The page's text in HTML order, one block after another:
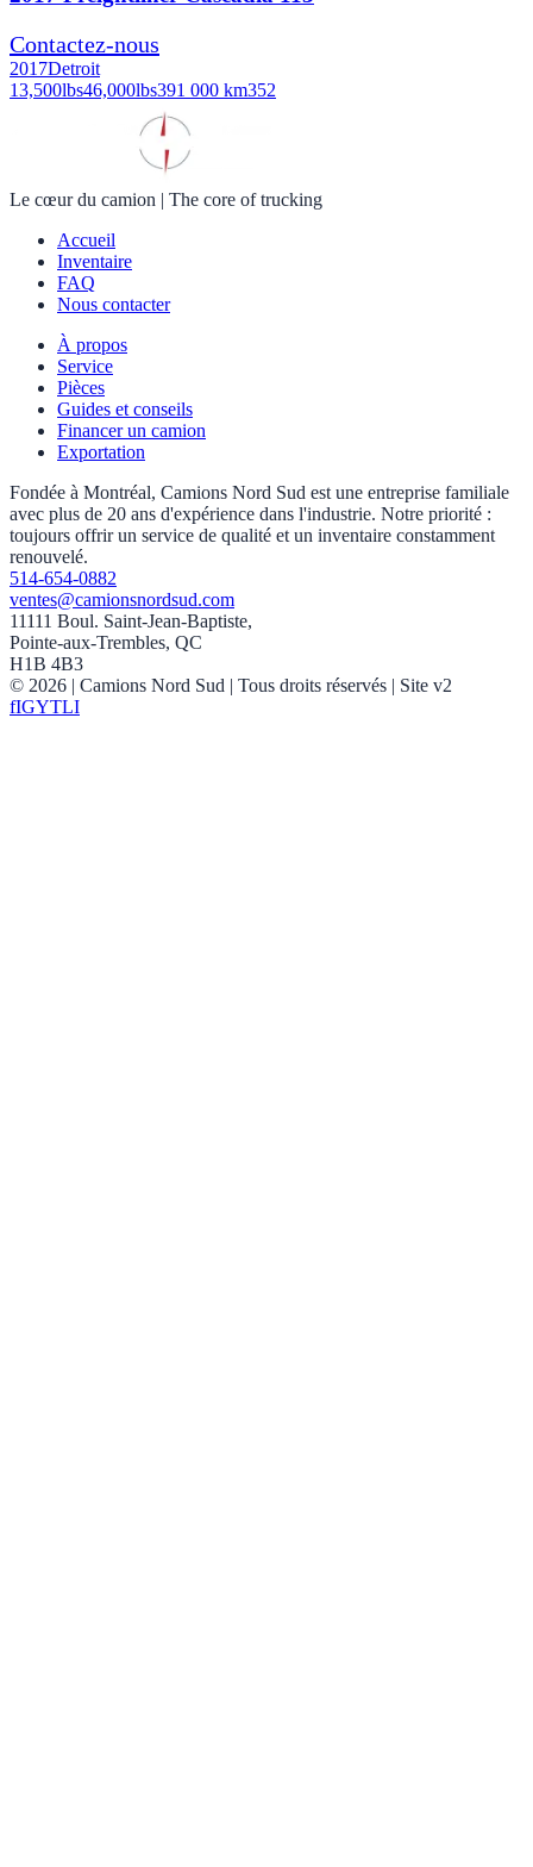
Contactez-nous
2017Detroit
13,500lbs46,000lbs391 000 km352
Le cœur du camion | The core of trucking
Accueil
Inventaire
FAQ
Nous contacter
À propos
Service
Pièces
Guides et conseils
Financer un camion
Exportation
Fondée à Montréal, Camions Nord Sud est une entreprise familiale
avec plus de 20 ans d'expérience dans l'industrie. Notre priorité :
toujours offrir un service de qualité et un inventaire constamment
renouvelé.
514-654-0882
ventes@camionsnordsud.com
11111 Boul. Saint-Jean-Baptiste,
Pointe-aux-Trembles, QC
H1B 4B3
© 2026 | Camions Nord Sud | Tous droits réservés | Site v2
fIGYTLI